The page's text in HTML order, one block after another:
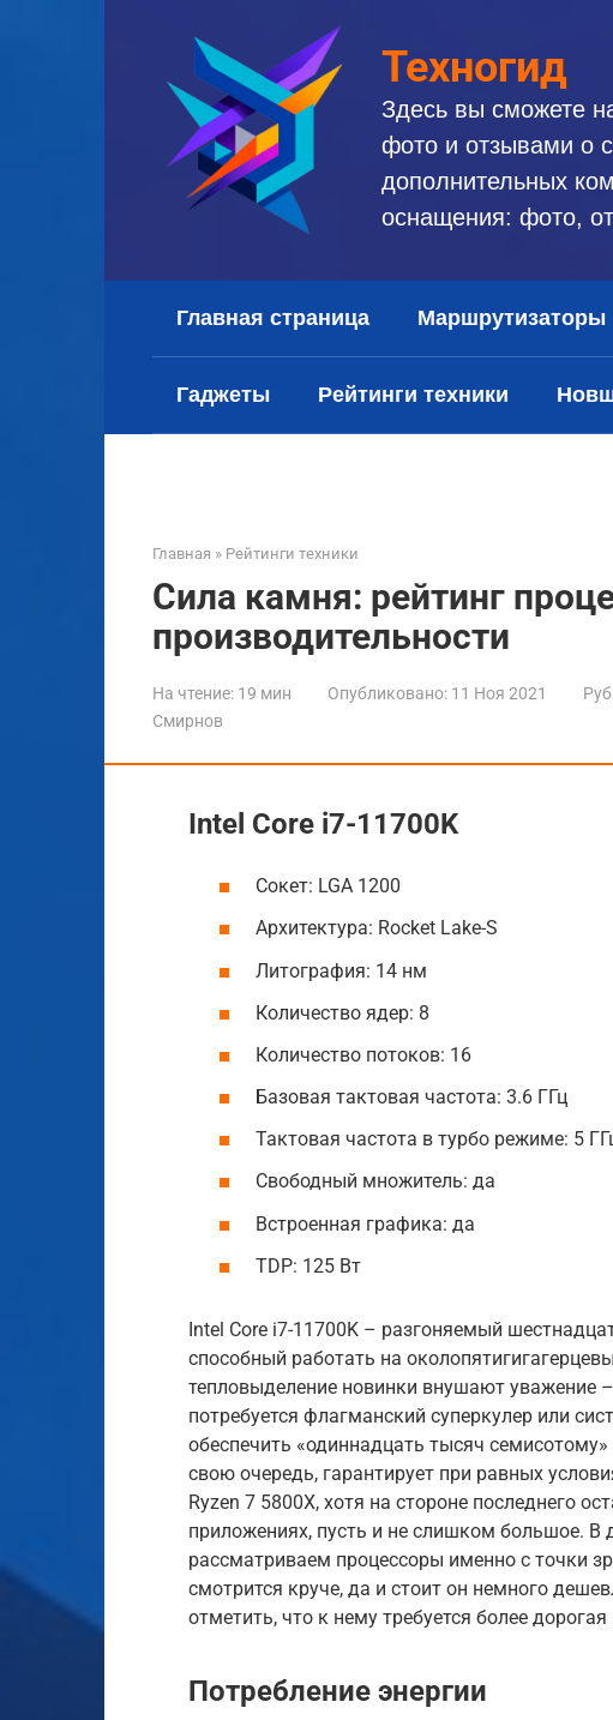
Техногид
Здесь вы сможете
фото и отзывами о
дополнительных
оснащения: фото,
Главная страница Маршрутизаторы
Гаджеты Рейтинги техники
Главная » Рейтинги техники
Сила камня: рейтинг
производительности
На чтение: 19 мин Опубликовано: 11 Ноя 2021
Смирнов
Intel Core i7-11700K
Сокет: LGA 1200
Архитектура: Rocket Lake-S
Литография: 14 нм
Количество ядер: 8
Количество потоков: 16
Базовая тактовая частота: 3.6 ГГц
Тактовая частота в турбо режиме: 5
Свободный множитель: да
Встроенная графика: да
TDP: 125 Вт
Intel Core i7-11700K – разгоняемый
способный работать на
тепловыделение новинки внушают уважение
потребуется флагманский суперкулер или
обеспечить «одиннадцать тысяч
свою очередь, гарантирует при равных
Ryzen 7 5800X, хотя на стороне последнего
приложениях, пусть и не слишком большое. В
рассматриваем процессоры именно с точки
смотрится круче, да и стоит он немного
отметить, что к нему требуется более
Потребление энергии